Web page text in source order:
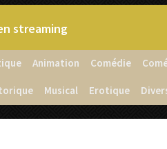
streaming
Animation Comédie
Musical Erotique